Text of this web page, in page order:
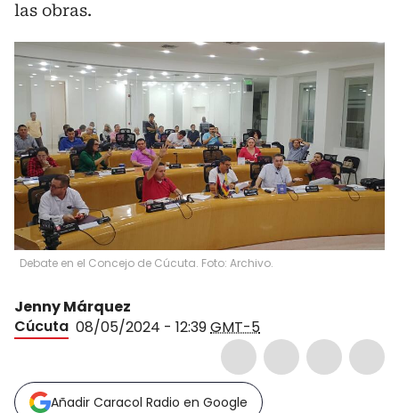
las obras.
Debate en el Concejo de Cúcuta. Foto: Archivo.
Jenny Márquez
Cúcuta 08/05/2024 - 12:39GMT-5
Añadir Caracol Radio en Google